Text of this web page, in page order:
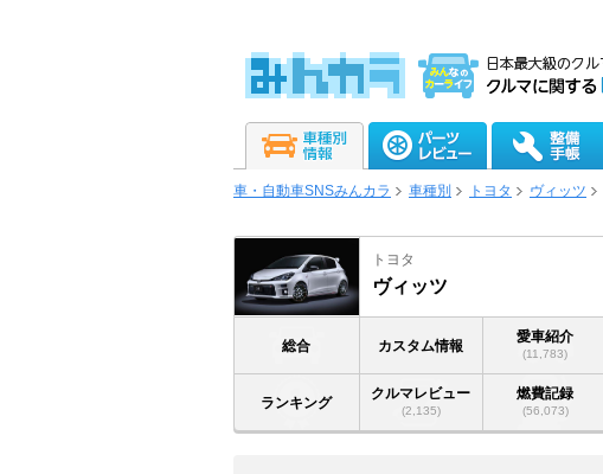
車・自動車SNSみんカラ 車種別 トヨタ ヴィッツ
トヨタ
ヴィッツ
総合 カスタム情報
愛車紹介
(11,783)
ランキング
クルマレビュー
(2,135)
燃費記録
(56,073)